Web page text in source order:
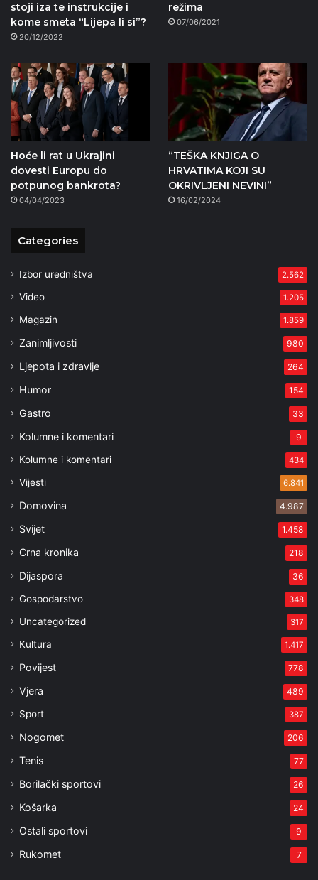
stoji iza te instrukcije i
kome smeta “Lijepa li si”?
20/12/2022
režima
07/06/2021
Hoće li rat u Ukrajini
dovesti Europu do
potpunog bankrota?
04/04/2023
“TEŠKA KNJIGA O
HRVATIMA KOJI SU
OKRIVLJENI NEVINI”
16/02/2024
Categories
Izbor uredništva 2.562
Video 1.205
Magazin 1.859
Zanimljivosti 980
Ljepota i zdravlje 264
Humor 154
Gastro 33
Kolumne i komentari 9
Kolumne i komentari 434
Vijesti 6.841
Domovina 4.987
Svijet 1.458
Crna kronika 218
Dijaspora 36
Gospodarstvo 348
Uncategorized 317
Kultura 1.417
Povijest 778
Vjera 489
Sport 387
Nogomet 206
Tenis 77
Borilački sportovi 26
Košarka 24
Ostali sportovi 9
Rukomet 7